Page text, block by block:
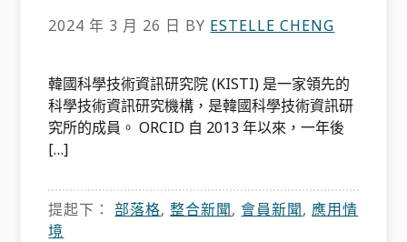
2024 年 3 月 26 日 BY ESTELLE CHENG
韓國科學技術資訊研究院 (KISTI) 是一家領先的
科學技術資訊研究機構，是韓國科學技術資訊研
究所的成員。 ORCID 自 2013 年以來，一年後
[…]
提起下：部落格,整合新聞,會員新聞, 應用情
境